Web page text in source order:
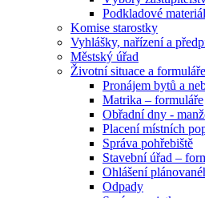
Podkladové
Komise starostky
Vyhlášky, nařízení a
Městský úřad
Životní situace a formuláře
Pronájem bytů a
Matrika – formuláře
Obřadní dny -
Placení místních
Správa pohřebiště
Stavební úřad –
Ohlášení
Odpady